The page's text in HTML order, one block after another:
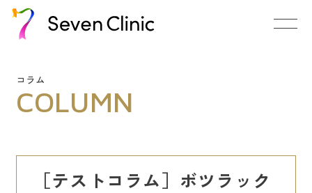
コラム
COLUMN
［テストコラム］ボツラック